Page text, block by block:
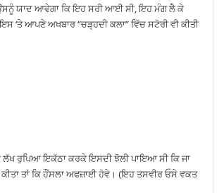
ਉਸਨੂੰ ਯਾਦ ਆਵੇਗਾ ਕਿ ਇਹ ਸਰੀ ਆਈ ਸੀ, ਇਹ ਮੰਗ ਲੈ ਕੇ
ਆਪਣੇ ਅਖਬਾਰ “ਚੜ੍ਹਦੀ ਕਲਾ” ਵਿੱਚ ਸਟੋਰੀ ਵੀ ਕੀਤੀ
ਰੁਪਿਆ ਇਕੱਠਾ ਕਰਕੇ ਇਸਦੀ ਝੋਲੀ ਪਾਇਆ ਸੀ ਕਿ ਜਾ
ਤਾਂ ਕਿ ਹੌਂਸਲਾ ਅਫਜ਼ਾਈ ਹੋਵੇ। (ਇਹ ਤਸਵੀਰ ਓਸੇ ਵਕਤ